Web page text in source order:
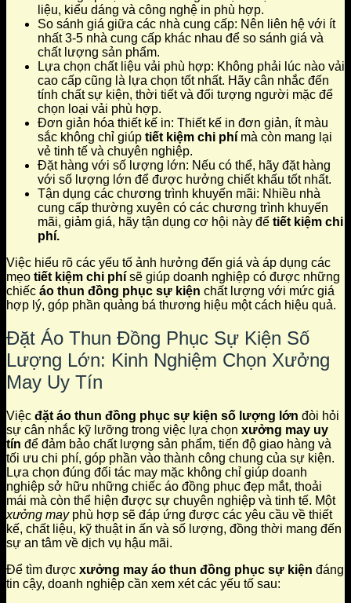
liệu, kiểu dáng và công nghệ in phù hợp.
So sánh giá giữa các nhà cung cấp: Nên liên hệ với ít
nhất 3-5 nhà cung cấp khác nhau để so sánh giá và
chất lượng sản phẩm.
Lựa chọn chất liệu vải phù hợp: Không phải lúc nào vải
cao cấp cũng là lựa chọn tốt nhất. Hãy cân nhắc đến
tính chất sự kiện, thời tiết và đối tượng người mặc để
chọn loại vải phù hợp.
Đơn giản hóa thiết kế in: Thiết kế in đơn giản, ít màu
sắc không chỉ giúp tiết kiệm chi phí mà còn mang lại
vẻ tinh tế và chuyên nghiệp.
Đặt hàng với số lượng lớn: Nếu có thể, hãy đặt hàng
với số lượng lớn để được hưởng chiết khấu tốt nhất.
Tận dụng các chương trình khuyến mãi: Nhiều nhà
cung cấp thường xuyên có các chương trình khuyến
mãi, giảm giá, hãy tận dụng cơ hội này để tiết kiệm chi
phí.
Việc hiểu rõ các yếu tố ảnh hưởng đến giá và áp dụng các
mẹo tiết kiệm chi phí sẽ giúp doanh nghiệp có được những
chiếc áo thun đồng phục sự kiện chất lượng với mức giá
hợp lý, góp phần quảng bá thương hiệu một cách hiệu quả.
Đặt Áo Thun Đồng Phục Sự Kiện Số
Lượng Lớn: Kinh Nghiệm Chọn Xưởng
May Uy Tín
Việc đặt áo thun đồng phục sự kiện số lượng lớn đòi hỏi
sự cân nhắc kỹ lưỡng trong việc lựa chọn xưởng may uy
tín để đảm bảo chất lượng sản phẩm, tiến độ giao hàng và
tối ưu chi phí, góp phần vào thành công chung của sự kiện.
Lựa chọn đúng đối tác may mặc không chỉ giúp doanh
nghiệp sở hữu những chiếc áo đồng phục đẹp mắt, thoải
mái mà còn thể hiện được sự chuyên nghiệp và tinh tế. Một
xưởng mayphù hợp sẽ đáp ứng được các yêu cầu về thiết
kế, chất liệu, kỹ thuật in ấn và số lượng, đồng thời mang đến
sự an tâm về dịch vụ hậu mãi.
Để tìm được xưởng may áo thun đồng phục sự kiện đáng
tin cậy, doanh nghiệp cần xem xét các yếu tố sau: